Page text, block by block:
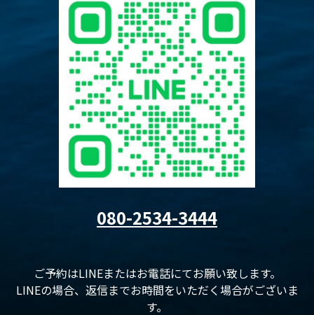
080-2534-3444
ご予約はLINEまたはお電話にてお願い致します。
LINEの場合、返信までお時間をいただく場合がございま
す。